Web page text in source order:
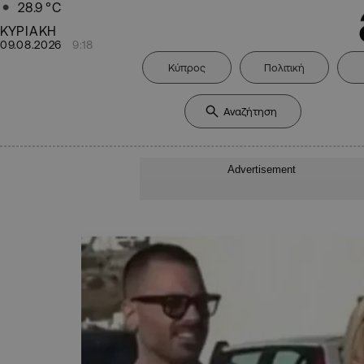
28.9 °C
ΚΥΡΙΑΚΗ
09.08.2026 9:18
Κύπρος Πολιτική
Advertisement